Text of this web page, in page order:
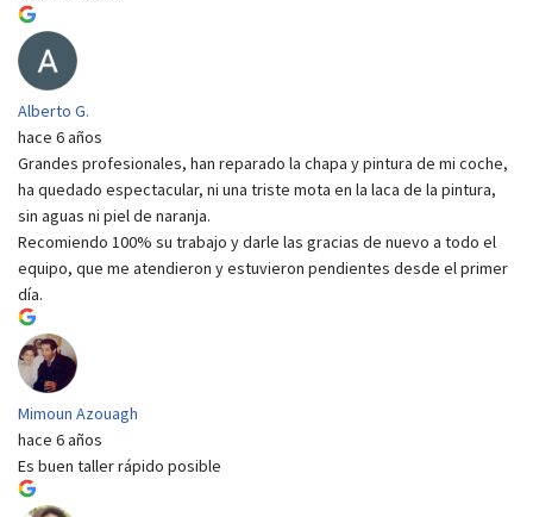
Alberto G.
hace 6 años
Grandes profesionales, han reparado la chapa y pintura de mi coche,
ha quedado espectacular, ni una triste mota en la laca de la pintura,
sin aguas ni piel de naranja.
Recomiendo 100% su trabajo y darle las gracias de nuevo a todo el
equipo, que me atendieron y estuvieron pendientes desde el primer
día.
Mimoun Azouagh
hace 6 años
Es buen taller rápido posible